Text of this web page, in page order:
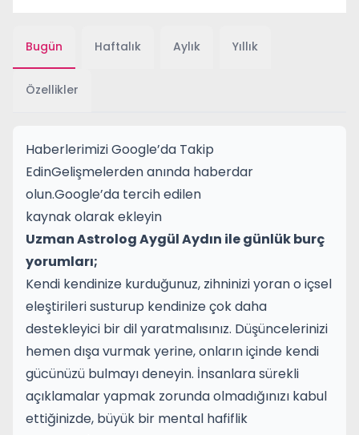
Bugün Haftalık Aylık Yıllık
Özellikler
Haberlerimizi Google’da Takip
EdinGelişmelerden anında haberdar
olun.Google’da tercih edilen
kaynak olarak ekleyin
Uzman Astrolog Aygül Aydın ile günlük burç
yorumları;
Kendi kendinize kurduğunuz, zihninizi yoran o içsel
eleştirileri susturup kendinize çok daha
destekleyici bir dil yaratmalısınız. Düşüncelerinizi
hemen dışa vurmak yerine, onların içinde kendi
gücünüzü bulmayı deneyin. İnsanlara sürekli
açıklamalar yapmak zorunda olmadığınızı kabul
ettiğinizde, büyük bir mental hafiflik